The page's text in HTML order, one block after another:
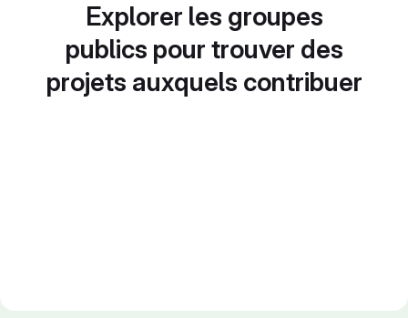
Explorer les groupes
publics pour trouver des
projets auxquels contribuer